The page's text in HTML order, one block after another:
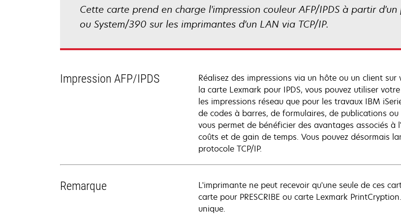
Cette carte prend en charge l'impression couleur AFP/IPDS à partir
ou System/390 sur les imprimantes d'un LAN via TCP/IP.
Impression AFP/IPDS
Réalisez des impressions via un hôte ou un client
la carte Lexmark pour IPDS, vous pouvez utiliser
les impressions réseau que pour les travaux IBM
de codes à barres, de formulaires, de publications
vous permet de bénéficier des avantages associés
coûts et de gain de temps. Vous pouvez désormais
protocole TCP/IP.
Remarque
L'imprimante ne peut recevoir qu'une seule de ces
carte pour PRESCRIBE ou carte Lexmark
unique.